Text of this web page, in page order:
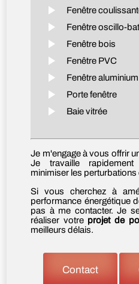
Fenêtre
Fenêtre oscillo-
Fenêtre bois
Fenêtre PVC
Fenêtre aluminium
Porte fenêtre
Baie vitrée
Je m'engage à vous offrir
Je travaille
minimiser les
Si vous cherchez à
performance énergétique
pas à me contacter. Je
réaliser votre projet de
meilleurs délais.
Contact